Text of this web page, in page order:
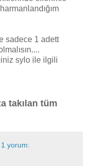
sadece 1 adett
sylo ile ilgili
takılan tüm
1 yorum: